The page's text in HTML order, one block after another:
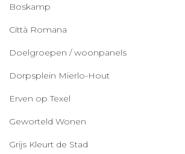
Boskamp
Città Romana
Doelgroepen / woonpanels
Dorpsplein Mierlo-Hout
Erven op Texel
Geworteld Wonen
Grijs Kleurt de Stad